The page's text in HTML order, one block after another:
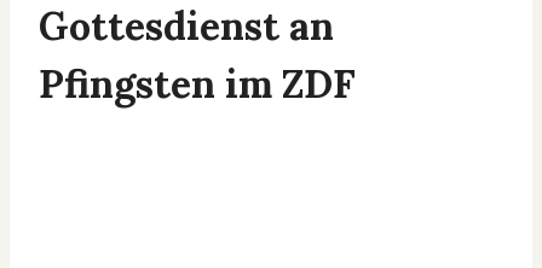
Gottesdienst an
Pfingsten im ZDF